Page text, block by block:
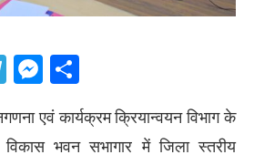
Telegram
Messenger
एवं कार्यक्रम क्रियान्वयन विभाग के
भवन सभागार में जिला स्तरीय